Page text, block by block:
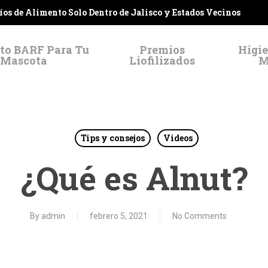
de Alimento Solo Dentro de Jalisco y Estados Vecinos
BARF Para Tu
Mascota
Premios
Liofilizados
Tips y consejos Videos
¿Qué es Alnut?
By admin febrero 5, 2021 No Comments